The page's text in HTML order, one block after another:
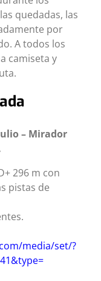
quedadas, las
por
A todos los
camiseta y
– Mirador
296 m con
pistas de
media/set/?